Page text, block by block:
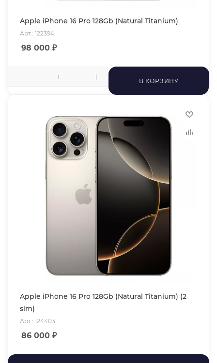
Apple iPhone 16 Pro 128Gb (Natural Titanium)
Арт.: 122394
98 000 ₽
В КОРЗИНУ
Apple iPhone 16 Pro 128Gb (Natural Titanium) (2
sim)
Арт.: 124403
86 000 ₽